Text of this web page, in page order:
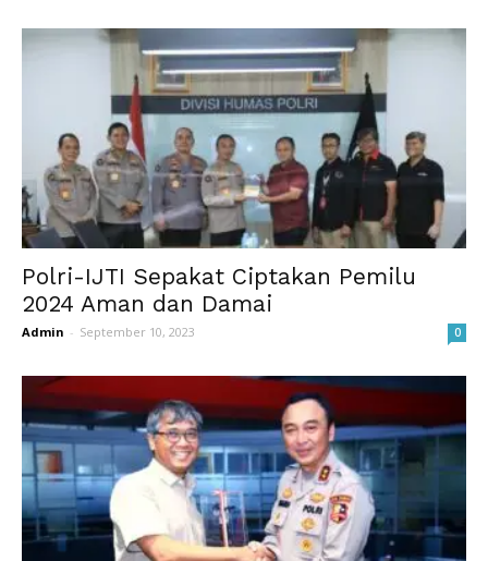
Polri-IJTI Sepakat Ciptakan Pemilu
2024 Aman dan Damai
Admin - September 10, 2023 0